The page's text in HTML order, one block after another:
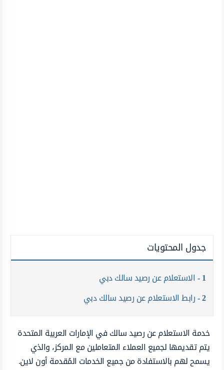
جدول المحتويات
1 الاستعلام عن رصيد سالك دبي
2 رابط الاستعلام عن رصيد سالك دبي
خدمة الاستعلام عن رصيد سالك في الإمارات العربية المتحدة
يتم تقديمها لجميع العملاء المتعاملين مع المركز، والذي
يسمح لهم بالاستفادة من جميع الخدمات المُقدمة أون لاين.